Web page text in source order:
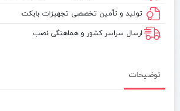
تولید و تأمین تخصصی تجهیزات بابکت
ارسال سراسر کشور و هماهنگی نصب
توضیحات